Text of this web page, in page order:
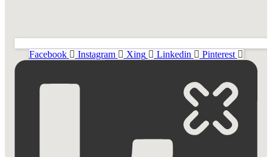
Facebook Instagram Xing Linkedin Pinterest